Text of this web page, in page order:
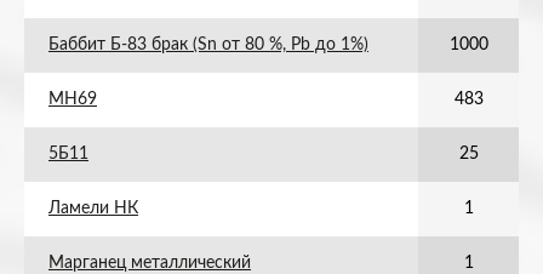
Баббит Б-83 брак (Sn от 80 %, Pb до 1%) 1000
МН69 483
5Б11 25
Ламели НК 1
Марганец металлический 1